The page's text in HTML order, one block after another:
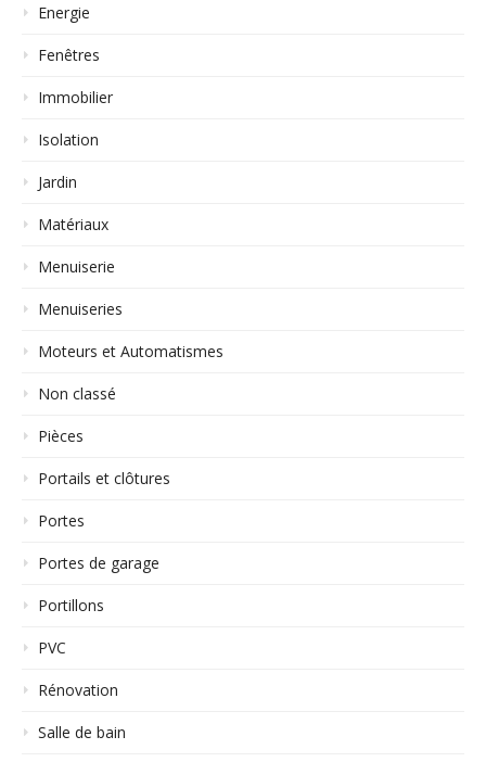
Energie
Fenêtres
Immobilier
Isolation
Jardin
Matériaux
Menuiserie
Menuiseries
Moteurs et Automatismes
Non classé
Pièces
Portails et clôtures
Portes
Portes de garage
Portillons
PVC
Rénovation
Salle de bain